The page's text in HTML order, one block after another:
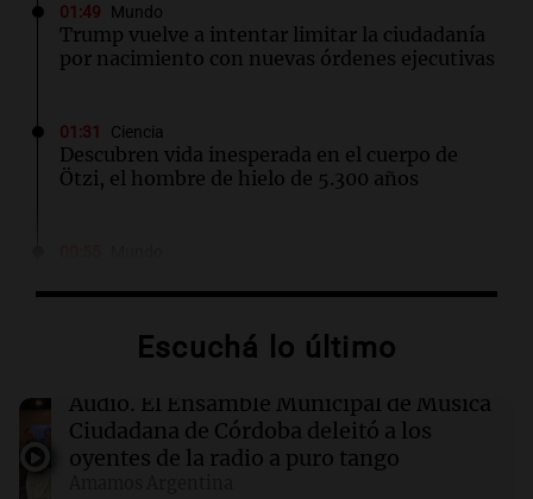
01:49 Mundo
Trump vuelve a intentar limitar la ciudadanía
por nacimiento con nuevas órdenes ejecutivas
01:31 Ciencia
Descubren vida inesperada en el cuerpo de
Ötzi, el hombre de hielo de 5.300 años
escuelas y actividades turísticas en varias
00:32 Clima
Clima en Salta: cómo estará el tiempo este
sábado 8 de agosto
Escuchá lo último
Audio. El Ensamble Municipal de Música
Ciudadana de Córdoba deleitó a los
oyentes de la radio a puro tango